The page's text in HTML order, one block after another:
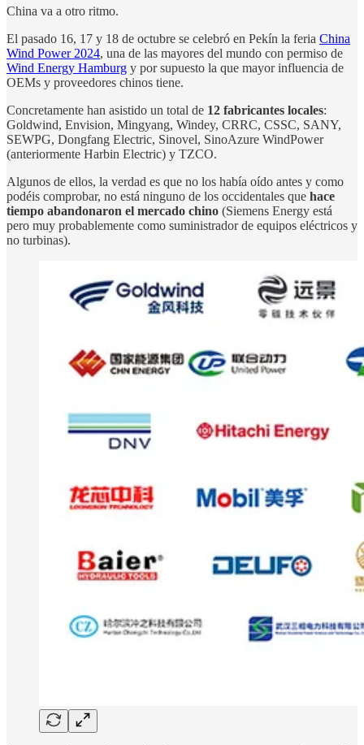
China va a otro ritmo.
El pasado 16, 17 y 18 de octubre se celebró en Pekín la feria China
Wind Power 2024, una de las mayores del mundo con permiso de
Wind Energy Hamburg y por supuesto la que mayor influencia de
OEMs y proveedores chinos tiene.
Concretamente han asistido un total de 12 fabricantes locales:
Goldwind, Envision, Mingyang, Windey, CRRC, CSSC, SANY,
SEWPG, Dongfang Electric, Sinovel, SinoAzure WindPower
(anteriormente Harbin Electric) y TZCO.
Algunos de ellos, la verdad es que no los había oído antes y como
podéis comprobar, no está ninguno de los occidentales que hace
tiempo abandonaron el mercado chino (Siemens Energy está
pero muy probablemente como suministrador de equipos eléctricos y
no turbinas).